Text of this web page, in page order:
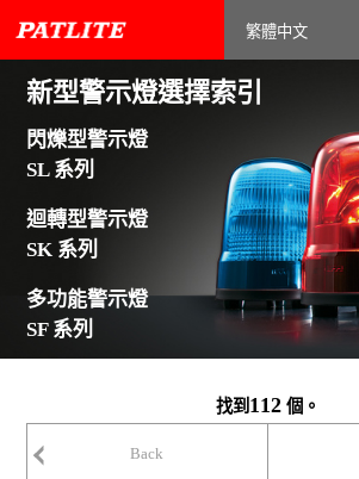
新型警示燈選擇索引
閃爍型警示燈
SL 系列
迴轉型警示燈
SK 系列
多功能警示燈
SF 系列
找到112個。
Back